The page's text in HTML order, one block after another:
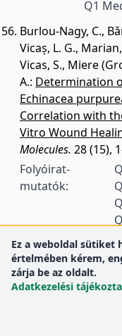
Q1
Burlou-Nagy, C.,
Vicaș, L. G.,
Vicas, S., Miere
A.: Determination
Echinacea
Correlation with
Vitro Wound
Molecules. 28 (15),
Folyóirat-
mutatók:
Ez a weboldal sütiket
értelmében kérem,
zárja be az oldalt.
Adatkezelési